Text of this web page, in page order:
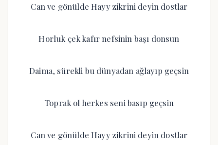
Can ve gönülde Hayy zikrini deyin dostlar
Horluk çek kafır nefsinin başı donsun
Daima, sürekli bu dünyadan ağlayıp geçsin
Toprak ol herkes seni basıp geçsin
Can ve gönülde Hayy zikrini deyin dostlar